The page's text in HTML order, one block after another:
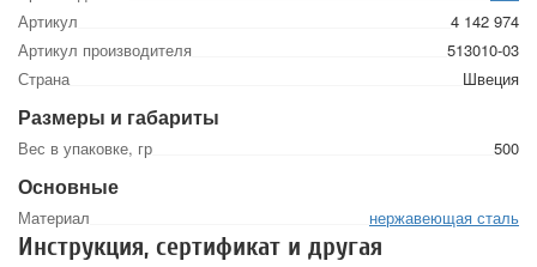
Артикул
4 142 974
Артикул производителя
513010-03
Страна
Швеция
Размеры и габариты
Вес в упаковке, гр 500
Основные
Материал нержавеющая сталь
Инструкция, сертификат и другая